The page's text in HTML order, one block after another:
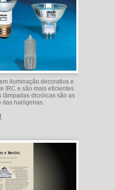
iluminação decorativa e
IRC e são mais eficientes
lâmpadas dicróicas são as
das halógenas.